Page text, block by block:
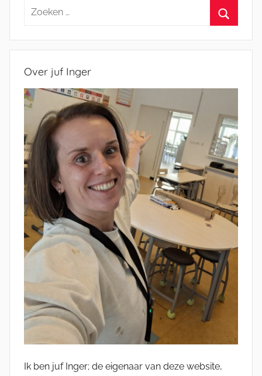
Zoeken
Over juf Inger
Ik ben juf Inger; de eigenaar van deze website,